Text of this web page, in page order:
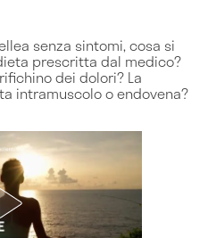
senza sintomi, cosa si
prescritta dal medico?
dei dolori? La
intramuscolo o endovena?